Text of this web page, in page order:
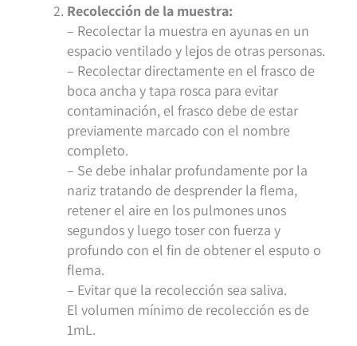
Recolección de la muestra:
– Recolectar la muestra en ayunas en un
espacio ventilado y lejos de otras personas.
– Recolectar directamente en el frasco de
boca ancha y tapa rosca para evitar
contaminación, el frasco debe de estar
previamente marcado con el nombre
completo.
– Se debe inhalar profundamente por la
nariz tratando de desprender la flema,
retener el aire en los pulmones unos
segundos y luego toser con fuerza y
profundo con el fin de obtener el esputo o
flema.
– Evitar que la recolección sea saliva.
El volumen mínimo de recolección es de
1mL.